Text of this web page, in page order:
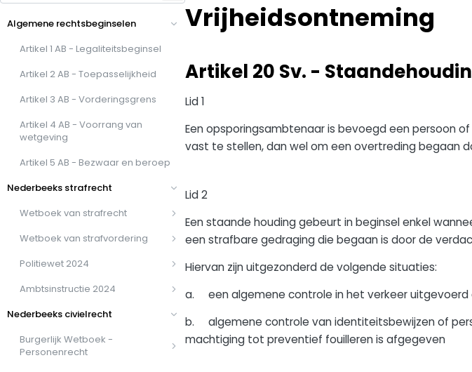
Algemene rechtsbeginselen
Artikel 1 AB - Legaliteitsbeginsel
Artikel 2 AB - Toepasselijkheid
Artikel 3 AB - Vorderingsgrens
Artikel 4 AB - Voorrang van
wetgeving
Artikel 5 AB - Bezwaar en beroep
Nederbeeks strafrecht
Wetboek van strafrecht
Wetboek van strafvordering
Politiewet 2024
Ambtsinstructie 2024
Nederbeeks civielrecht
Burgerlijk Wetboek -
Personenrecht
Vrijheidsontneming
Artikel 20 Sv. -
Lid 1
Een opsporingsambtenaar is bevoegd een persoon
vast te stellen, dan wel om een overtreding begaan
Lid 2
Een staande houding gebeurt in beginsel enkel
een strafbare gedraging die begaan is door de
Hiervan zijn uitgezonderd de volgende situaties:
a. een algemene controle in het verkeer uitgevoerd
b. algemene controle van identiteitsbewijzen of
machtiging tot preventief fouilleren is afgegeven